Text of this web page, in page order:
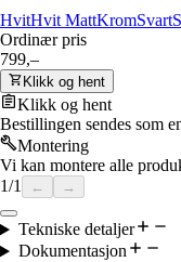
HvitHvit MattKromSvart
Ordinær pris
799,–
Klikk og hent
Klikk og hent
Bestillingen sendes som
Montering
Vi kan montere alle
1/1 ← →
Tekniske detaljer
Dokumentasjon